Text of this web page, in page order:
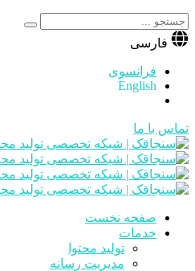
فارسی
فرانسوی
English
تماس با ما
صفحه نخست
خدمات
تولید محتوا
مدیریت رسانه